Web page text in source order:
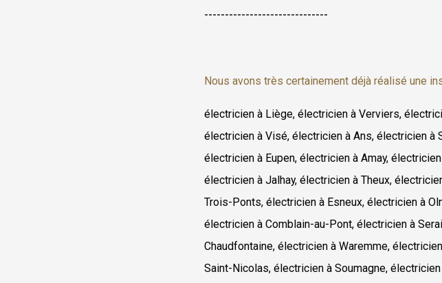
------------------------------
Nous avons très certainement déjà réalisé une
électricien à Liège, électricien à Verviers,
électricien à Visé, électricien à Ans, électricien à
électricien à Eupen, électricien à Amay,
électricien à Jalhay, électricien à Theux,
Trois-Ponts, électricien à Esneux, électricien à
électricien à Comblain-au-Pont, électricien à
Chaudfontaine, électricien à Waremme,
Saint-Nicolas, électricien à Soumagne,